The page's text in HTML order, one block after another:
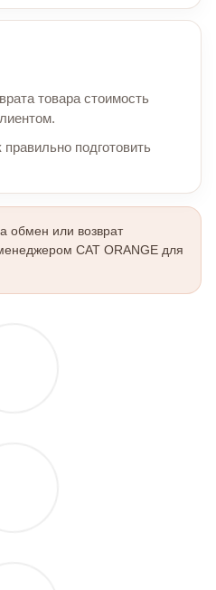
товара стоимость
подготовить
обмен или возврат
CAT ORANGE для